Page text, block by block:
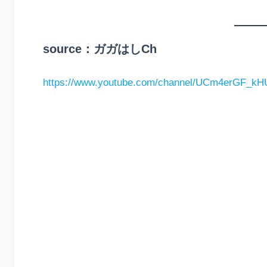
source：ガガはしCh
https://www.youtube.com/channel/